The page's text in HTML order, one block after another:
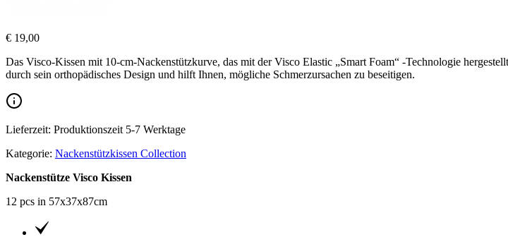
€ 19,00
Das Visco-Kissen mit 10-cm-Nackenstützkurve, das mit der Visco Elastic „Smart Foam“ -Technologie
durch sein orthopädisches Design und hilft Ihnen, mögliche Schmerzursachen zu beseitigen.
Lieferzeit: Produktionszeit 5-7 Werktage
Kategorie: Nackenstützkissen Collection
Nackenstütze Visco Kissen
12 pcs in 57x37x87cm